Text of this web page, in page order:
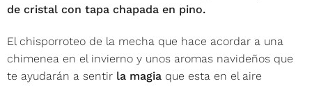
de cristal con tapa chapada en pino.
El chisporroteo de la mecha que hace acordar a una
chimenea en el invierno y unos aromas navideños que
te ayudarán a sentir la magia que esta en el aire